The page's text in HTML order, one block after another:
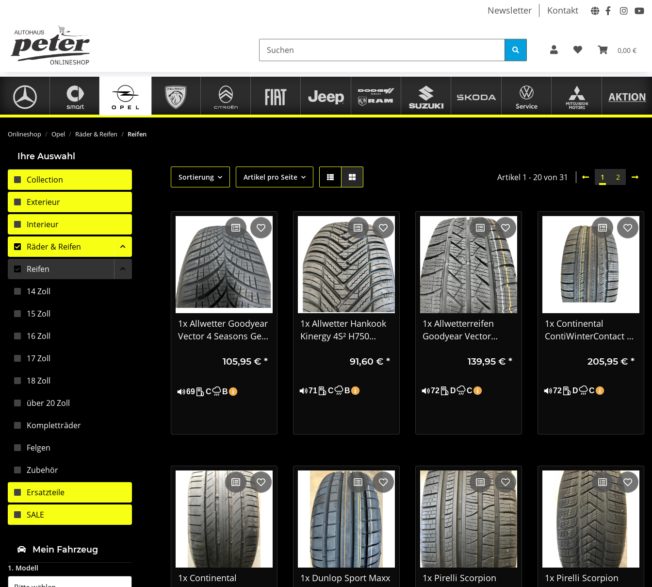
Newsletter Kontakt
0,00 €
Onlineshop Opel Räder & Reifen Reifen
Sortierung Artikel pro Seite Artikel 1 - 20 von 31 1 2
1x Allwetter Goodyear
Vector 4 Seasons Gen-
105,95 € *
69 C B
1x Allwetter Hankook
Kinergy 4S² H750
91,60 € *
71 C B
1x Allwetterreifen
Goodyear Vector
215/65R16C 106/104T
139,95 € *
72 D C
1x Continental
ContiWinterContact TS
245/45 R17 99V XL MO
205,95 € *
72 D C
1x Continental
1x Dunlop Sport Maxx
1x Pirelli Scorpion
1x Pirelli Scorpion
Ihre Auswahl
Collection
Exterieur
Interieur
Räder & Reifen
Reifen
14 Zoll
15 Zoll
16 Zoll
17 Zoll
18 Zoll
über 20 Zoll
Kompletträder
Felgen
Zubehör
Ersatzteile
SALE
Mein Fahrzeug
1. Modell